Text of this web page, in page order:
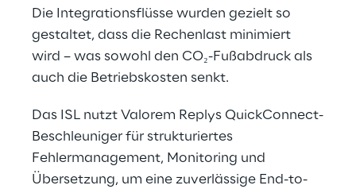
Die Integrationsflüsse wurden gezielt so
gestaltet, dass die Rechenlast minimiert
wird – was sowohl den CO₂-Fußabdruck als
auch die Betriebskosten senkt.
Das ISL nutzt Valorem Replys QuickConnect-
Beschleuniger für strukturiertes
Fehlermanagement, Monitoring und
Übersetzung, um eine zuverlässige End-to-